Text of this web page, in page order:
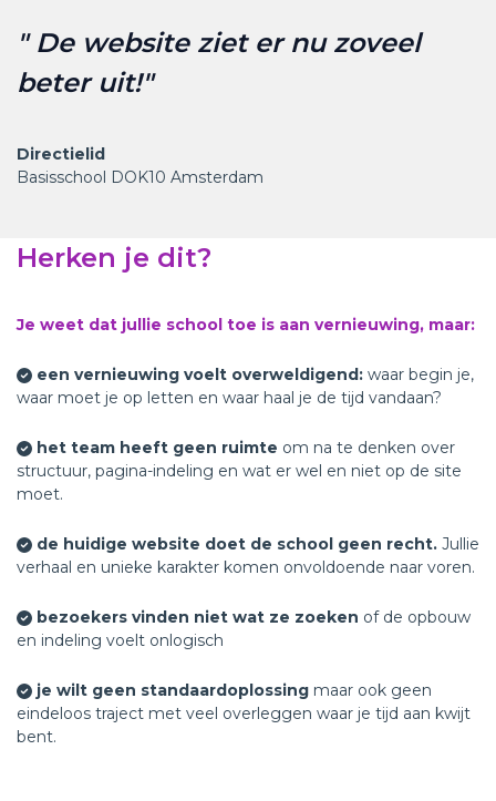
" De website ziet er nu zoveel
beter uit!"
Directielid
Basisschool DOK10 Amsterdam
Herken je dit?
Je weet dat jullie school toe is aan vernieuwing, maar:
een vernieuwing voelt overweldigend: waar begin je,
waar moet je op letten en waar haal je de tijd vandaan?
het team heeft geen ruimte om na te denken over
structuur, pagina-indeling en wat er wel en niet op de site
moet.
de huidige website doet de school geen recht. Jullie
verhaal en unieke karakter komen onvoldoende naar voren.
bezoekers vinden niet wat ze zoeken of de opbouw
en indeling voelt onlogisch
je wilt geen standaardoplossing maar ook geen
eindeloos traject met veel overleggen waar je tijd aan kwijt
bent.